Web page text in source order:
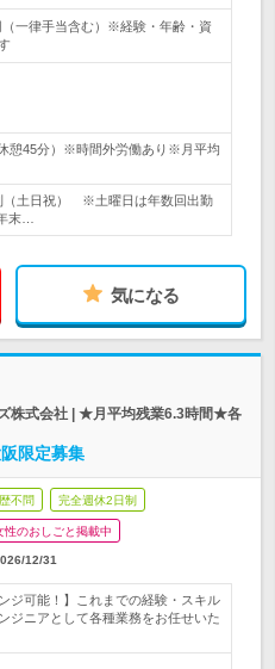
（一律手当含む）※経験・年齢・資
憩45分）※時間外労働あり※月平均
（土日祝） ※土曜日は年数回出勤
末…
気になる
株式会社 | ★月平均残業6.3時間★各
限定募集
不問 完全週休2日制
性のおしごと掲載中
12/31
ジ可能！】これまでの経験・スキル
ジニアとして各種業務をお任せいた